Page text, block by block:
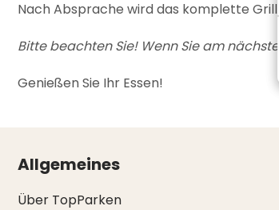
Nach Absprache wird das komplette
Bitte beachten Sie! Wenn Sie am
Genießen Sie Ihr Essen!
Allgemeines
Über TopParken